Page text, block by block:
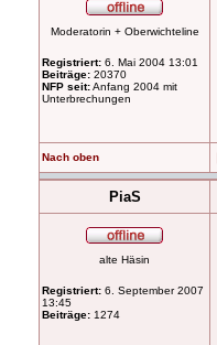
Moderatorin + Oberwichteline
Registriert: 6. Mai 2004 13:01
Beiträge: 20370
NFP seit:Anfang 2004 mit
Unterbrechungen
Nach oben
PiaS
alte Häsin
Registriert: 6. September 2007
13:45
Beiträge: 1274